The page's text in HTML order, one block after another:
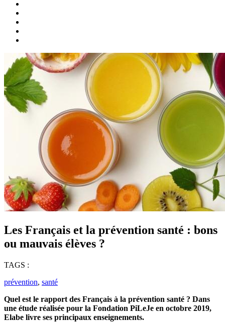
Les Français et la prévention santé : bons
ou mauvais élèves ?
TAGS :
prévention, santé
Quel est le rapport des Français à la prévention santé ? Dans
une étude réalisée pour la Fondation PiLeJe en octobre 2019,
Elabe livre ses principaux enseignements.